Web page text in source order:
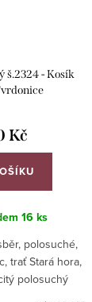
š.2324 - Kosík
Kč
16 ks
polosuché,
trať Stará hora,
polosuchý